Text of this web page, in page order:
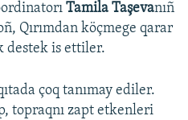
Tamila Taşevanıñ
Qırımdan köçmege qarar
destek is ettiler.
çoq tanımay ediler.
topraqnı zapt etkenleri